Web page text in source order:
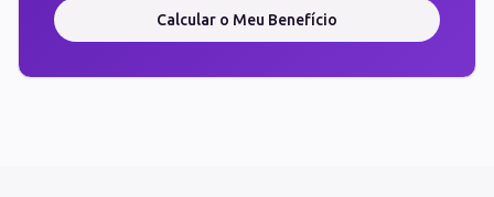
Calcular o Meu Benefício